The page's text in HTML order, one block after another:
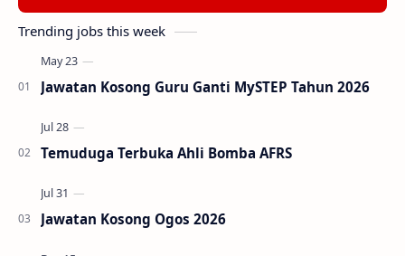
Trending jobs this week
Jawatan Kosong Guru Ganti MySTEP Tahun 2026
Temuduga Terbuka Ahli Bomba AFRS
Jawatan Kosong Ogos 2026